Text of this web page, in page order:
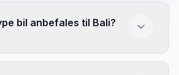
bil anbefales til Bali?